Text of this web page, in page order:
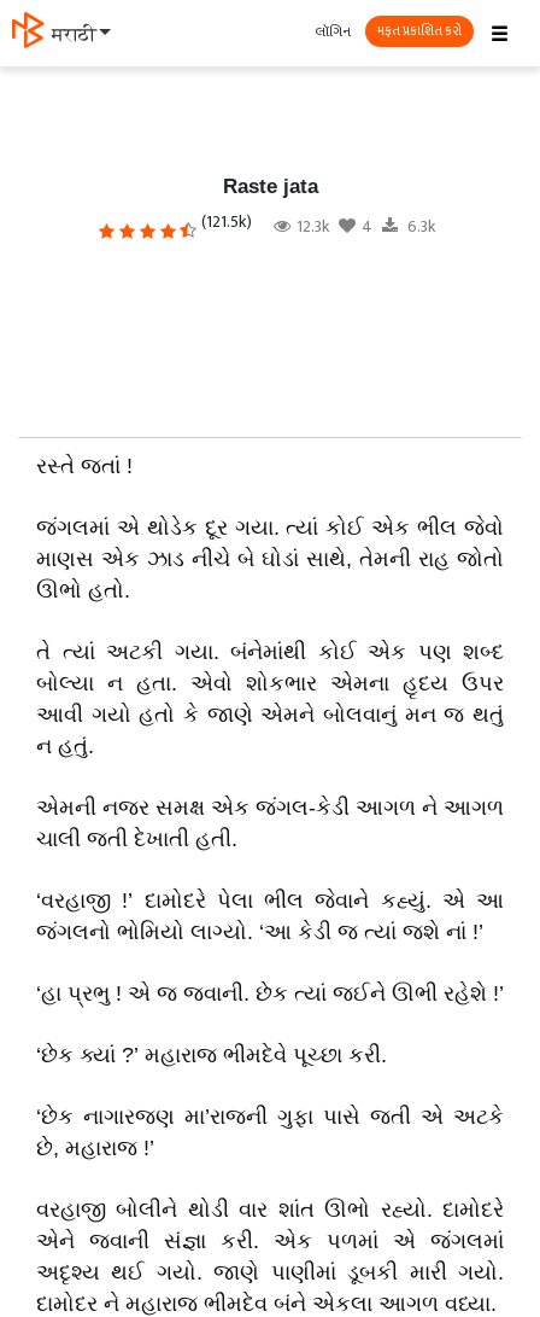
मराठी ☰
લૉગિન મફત પ્રકાશિત કરો
Raste jata
(121.5k) 12.3k 4 6.3k
રસ્તે જતાં !
જંગલમાં એ થોડેક દૂર ગયા. ત્યાં કોઈ એક ભીલ જેવો
માણસ એક ઝાડ નીચે બે ઘોડાં સાથે, તેમની રાહ જોતો
ઊભો હતો.
તે ત્યાં અટકી ગયા. બંનેમાંથી કોઈ એક પણ શબ્દ
બોલ્યા ન હતા. એવો શોકભાર એમના હૃદય ઉપર
આવી ગયો હતો કે જાણે એમને બોલવાનું મન જ થતું
ન હતું.
એમની નજર સમક્ષ એક જંગલ-કેડી આગળ ને આગળ
ચાલી જતી દેખાતી હતી.
‘વરહાજી !’ દામોદરે પેલા ભીલ જેવાને કહ્યું. એ આ
જંગલનો ભોમિયો લાગ્યો. ‘આ કેડી જ ત્યાં જશે નાં !’
‘હા પ્રભુ ! એ જ જવાની. છેક ત્યાં જઈને ઊભી રહેશે !’
‘છેક ક્યાં ?’ મહારાજ ભીમદેવે પૂચ્છા કરી.
‘છેક નાગારજણ મા’રાજની ગુફા પાસે જતી એ અટકે
છે, મહારાજ !’
વરહાજી બોલીને થોડી વાર શાંત ઊભો રહ્યો. દામોદરે
એને જવાની સંજ્ઞા કરી. એક પળમાં એ જંગલમાં
અદૃશ્ય થઈ ગયો. જાણે પાણીમાં ડૂબકી મારી ગયો.
દામોદર ને મહારાજ ભીમદેવ બંને એકલા આગળ વધ્યા.